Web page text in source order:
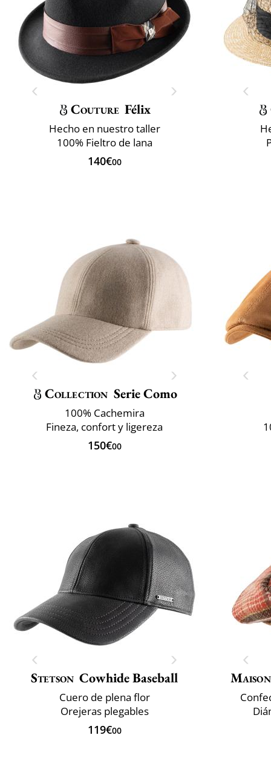
Couture Félix
Hecho en nuestro taller
100% Fieltro de lana
140€00
Collection Serie Como
100% Cachemira
Fineza, confort y ligereza
150€00
Stetson Cowhide Baseball
Cuero de plena flor
Orejeras plegables
119€00